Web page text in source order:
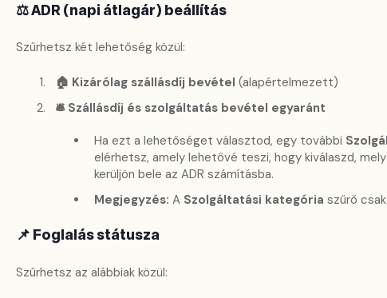
⚖️ ADR (napi átlagár) beállítás
Szűrhetsz két lehetőség közül:
🏠 Kizárólag szállásdíj bevétel (alapértelmezett)
🛎️ Szállásdíj és szolgáltatás bevétel egyaránt
Ha ezt a lehetőséget választod, egy további
elérhetsz, amely lehetővé teszi, hogy kiválaszd,
kerüljön bele az ADR számításba.
Megjegyzés: A Szolgáltatási kategória szűrő
📌 Foglalás státusza
Szűrhetsz az alábbiak közül: